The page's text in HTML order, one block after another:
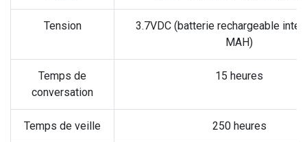
Tension
3.7VDC (batterie rechargeable
MAH)
Temps de
conversation
15 heures
Temps de veille 250 heures